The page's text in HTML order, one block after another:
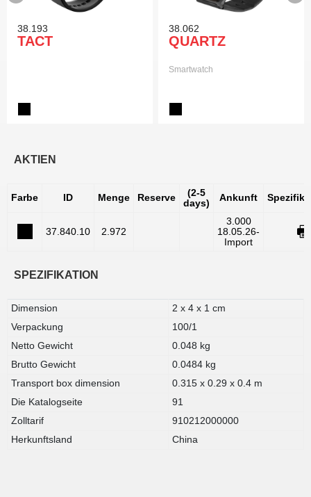
38.193
TACT
38.062
QUARTZ
Smartwatch
AKTIEN
Farbe ID Menge Reserve
(2-5
days)
Ankunft
37.840.10 2.972
3.000
18.05.26-
Import
SPEZIFIKATION
Dimension
2 x 4 x 1 cm
Verpackung
100/1
Netto Gewicht
0.048 kg
Brutto Gewicht
0.0484 kg
Transport box dimension
0.315 x 0.29 x 0.4 m
Die Katalogseite
91
Zolltarif
910212000000
Herkunftsland
China